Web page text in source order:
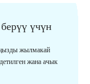
үчүн
жылмакай
жана ачык